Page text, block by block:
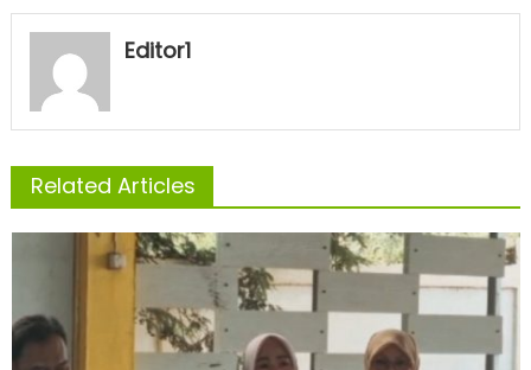
Editor1
Related Articles